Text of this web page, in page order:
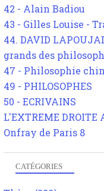
42 - Alain Badiou
43 - Gilles Louise -
44. DAVID
grands des
47 - Philosophie
49 - PHILOSOPHES
50 - ECRIVAINS
L'EXTREME DROITE
Onfray de Paris 8
CATÉGORIES